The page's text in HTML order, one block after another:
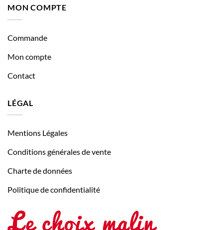
MON COMPTE
Commande
Mon compte
Contact
LÉGAL
Mentions Légales
Conditions générales de vente
Charte de données
Politique de confidentialité